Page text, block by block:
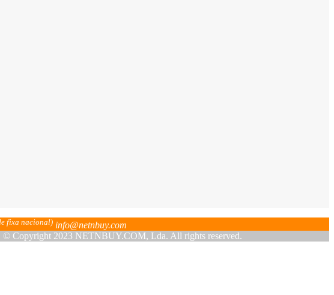
fixa nacional) info@netnbuy.com
Copyright 2023 NETNBUY.COM, Lda. All rights reserved.